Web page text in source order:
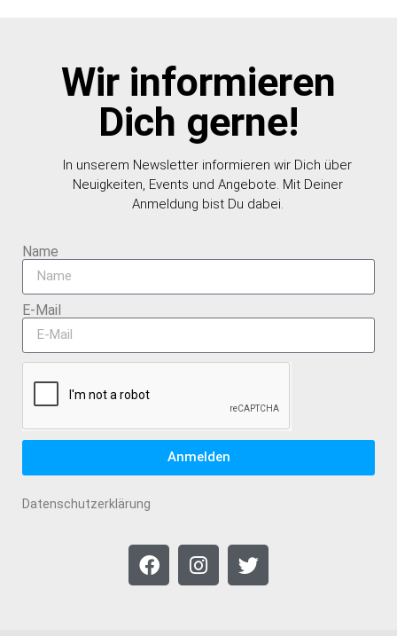
Wir informieren
Dich gerne!
In unserem Newsletter informieren wir Dich über
Neuigkeiten, Events und Angebote. Mit Deiner
Anmeldung bist Du dabei.
Name
E-Mail
Anmelden
Datenschutzerklärung